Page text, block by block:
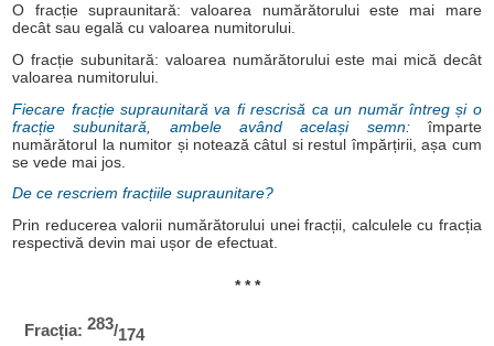
O fracție supraunitară: valoarea numărătorului este mai mare
decât sau egală cu valoarea numitorului.
O fracție subunitară: valoarea numărătorului este mai mică decât
valoarea numitorului.
Fiecare fracție supraunitară va fi rescrisă ca un număr întreg și o
fracție subunitară, ambele având același semn: împarte
numărătorul la numitor și notează câtul si restul împărțirii, așa cum
se vede mai jos.
De ce rescriem fracțiile supraunitare?
Prin reducerea valorii numărătorului unei fracții, calculele cu fracția
respectivă devin mai ușor de efectuat.
* * *
Fracția:283/174